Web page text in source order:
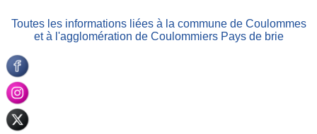
Toutes les informations liées à la commune de Coulommes
et à l'agglomération de Coulommiers Pays de brie